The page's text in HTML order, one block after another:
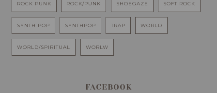
ROCK PUNK ROCK/PUNK SHOEGAZE SOFT ROCK
SYNTH POP SYNTHPOP TRAP WORLD
WORLD/SPIRITUAL WORLW
FACEBOOK